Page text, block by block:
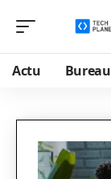
Actu